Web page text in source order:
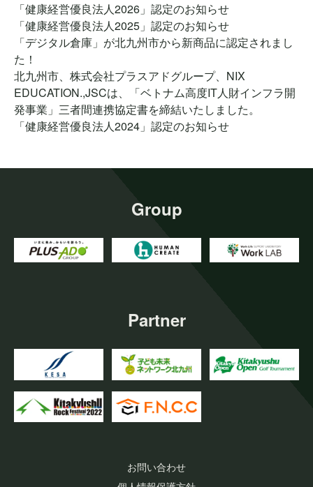
「健康経営優良法人2026」認定のお知らせ
「健康経営優良法人2025」認定のお知らせ
「デジタル倉庫」が北九州市から新商品に認定されまし
た！
北九州市、株式会社プラスアドグループ、NIX
EDUCATION.,JSCは、「ベトナム高度IT人財インフラ開
発事業」三者間連携協定書を締結いたしました。
「健康経営優良法人2024」認定のお知らせ
Group
Partner
お問い合わせ